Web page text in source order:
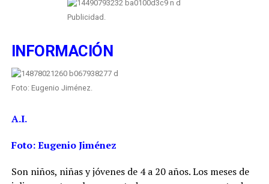
Publicidad.
INFORMACIÓN
Foto: Eugenio Jiménez.
A.I.
Foto: Eugenio Jiménez
Son niños, niñas y jóvenes de 4 a 20 años. Los meses de